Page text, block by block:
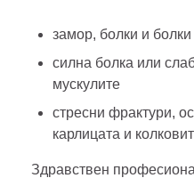
замор, болки и
силна болка или
мускулите
стресни фрактури,
карлицата и
Здравствен